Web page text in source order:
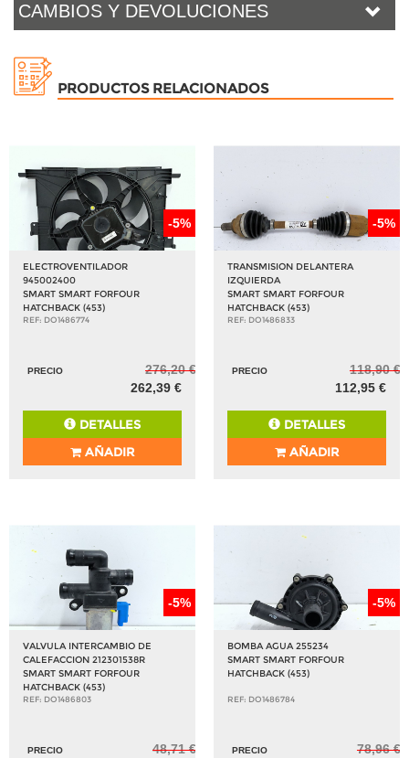
CAMBIOS Y DEVOLUCIONES
PRODUCTOS RELACIONADOS
-5%
ELECTROVENTILADOR
945002400
SMART SMART FORFOUR
HATCHBACK (453)
REF: DO1486774
PRECIO
276,20 €
262,39 €
DETALLES
AÑADIR
-5%
TRANSMISION DELANTERA
IZQUIERDA
SMART SMART FORFOUR
HATCHBACK (453)
REF: DO1486833
PRECIO
118,90 €
112,95 €
DETALLES
AÑADIR
-5%
VALVULA INTERCAMBIO DE
CALEFACCION 212301538R
SMART SMART FORFOUR
HATCHBACK (453)
REF: DO1486803
PRECIO
48,71 €
-5%
BOMBA AGUA 255234
SMART SMART FORFOUR
HATCHBACK (453)
REF: DO1486784
PRECIO
78,96 €